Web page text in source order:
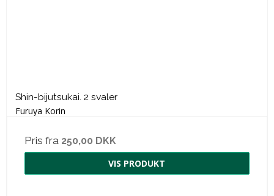
Shin-bijutsukai. 2 svaler
Furuya Korin
Pris fra 250,00 DKK
VIS PRODUKT